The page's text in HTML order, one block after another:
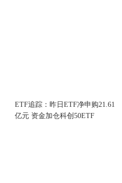
ETF追踪：昨日ETF净申购21.61
亿元 资金加仓科创50ETF